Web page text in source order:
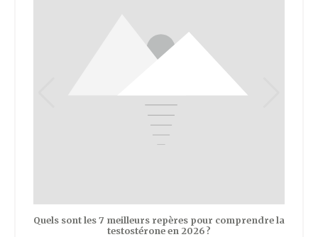
Quels sont les 7 meilleurs repères pour comprendre la
testostérone en 2026 ?